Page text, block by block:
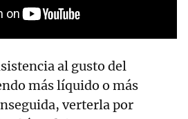
al gusto del
más líquido o más
verterla por